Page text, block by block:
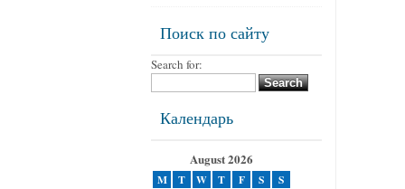
Поиск по сайту
Search for:
Календарь
August 2026
M T W T F S S